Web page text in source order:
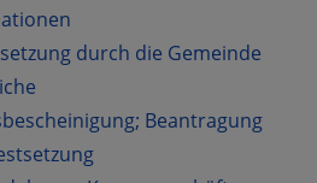
durch die Gemeinde
Beantragung